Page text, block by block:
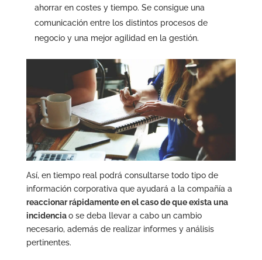
ahorrar en costes y tiempo. Se consigue una
comunicación entre los distintos procesos de
negocio y una mejor agilidad en la gestión.
Así, en tiempo real podrá consultarse todo tipo de
información corporativa que ayudará a la compañía a
reaccionar rápidamente en el caso de que exista una
incidenciao se deba llevar a cabo un cambio
necesario, además de realizar informes y análisis
pertinentes.